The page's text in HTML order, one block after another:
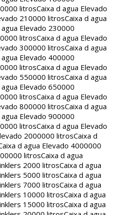
litrosCaixa d agua Elevado
210000 litrosCaixa d agua
agua Elevado 230000
litrosCaixa d agua Elevado
300000 litrosCaixa d agua
agua Elevado 400000
litrosCaixa d agua Elevado
550000 litrosCaixa d agua
agua Elevado 650000
litrosCaixa d agua Elevado
800000 litrosCaixa d agua
agua Elevado 900000
litrosCaixa d agua Elevado
2000000 litrosCaixa d
d agua Elevado 4000000
litrosCaixa d agua
2000 litrosCaixa d agua
5000 litrosCaixa d agua
7000 litrosCaixa d agua
10000 litrosCaixa d agua
15000 litrosCaixa d agua